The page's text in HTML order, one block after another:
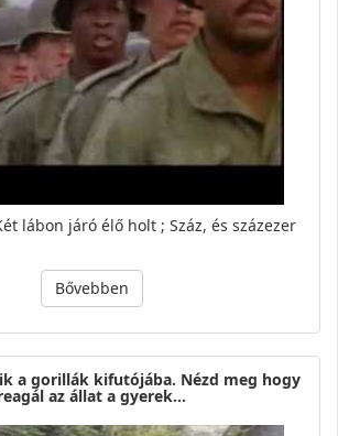
lábon járó élő holt ; Száz, és százezer
Bővebben
a gorillák kifutójába. Nézd meg hogy
az állat a gyerek…